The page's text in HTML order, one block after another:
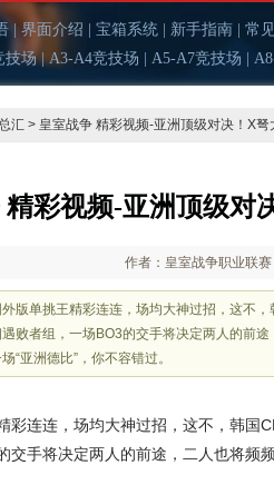
界面介绍 宝箱系统 新手指南 常
技场|A3-A4竞技场 A5-A7竞技场
汇 > 皇室战争 精彩视频-亚洲顶级对决！X
精彩视频-亚洲顶级对
作者：皇室战争职业联赛
外版单挑王精彩连连，场均大神过招，这不
败者组，一场BO3的交手将决定两人的前
“亚洲德比”，你不容错过。
彩连连，场均大神过招，这不，韩国
交手将决定两人的前途，二人也将频